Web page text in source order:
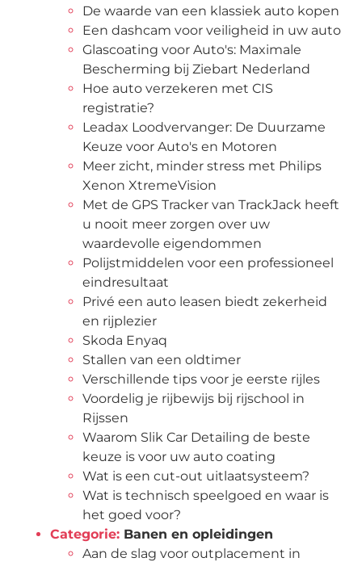
De waarde van een klassiek auto kopen
Een dashcam voor veiligheid in uw auto
Glascoating voor Auto's: Maximale
Bescherming bij Ziebart Nederland
Hoe auto verzekeren met CIS
registratie?
Leadax Loodvervanger: De Duurzame
Keuze voor Auto's en Motoren
Meer zicht, minder stress met Philips
Xenon XtremeVision
Met de GPS Tracker van TrackJack heeft
u nooit meer zorgen over uw
waardevolle eigendommen
Polijstmiddelen voor een professioneel
eindresultaat
Privé een auto leasen biedt zekerheid
en rijplezier
Skoda Enyaq
Stallen van een oldtimer
Verschillende tips voor je eerste rijles
Voordelig je rijbewijs bij rijschool in
Rijssen
Waarom Slik Car Detailing de beste
keuze is voor uw auto coating
Wat is een cut-out uitlaatsysteem?
Wat is technisch speelgoed en waar is
het goed voor?
Categorie: Banen en opleidingen
Aan de slag voor outplacement in